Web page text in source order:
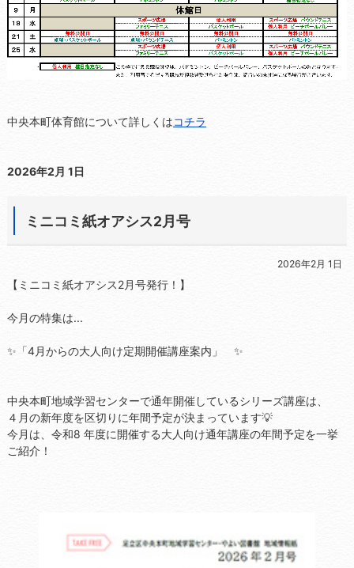
中央本町体育館について詳しくはコチラ
2026年2月 1日
ミニコミ紙オアシス2月号
2026年2月 1日
【ミニコミ紙オアシス2月号発行！】
今月の特集は...
✨「4月からの大人向け定期開催講座案内」 ✨
中央本町地域学習センターで通年開催しているシリーズ講座は、
４月の新年度を区切りに年間予定が決まっています💡
今月は、令和8 年度に開催する大人向け通年講座の年間予定を一挙
ご紹介！